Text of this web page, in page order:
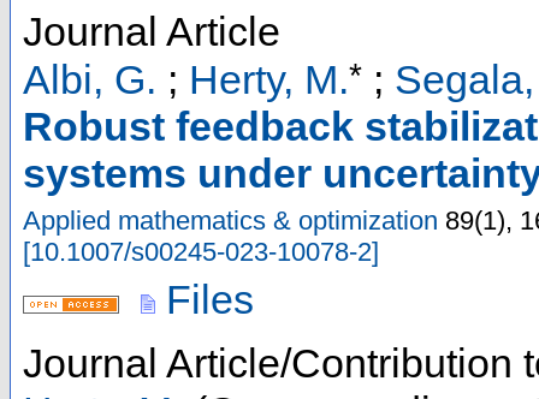
Journal Article
Albi, G. ; Herty, M.* ;
Robust feedback
systems under
Applied mathematics & optimization 89(1),
[10.1007/s00245-023-10078-2]
Files
Journal Article/Contribution